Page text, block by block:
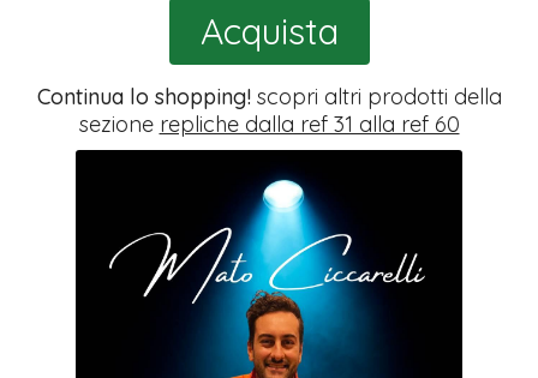
Acquista
Continua lo shopping!scopri altri prodotti della
sezione repliche dalla ref 31 alla ref 60